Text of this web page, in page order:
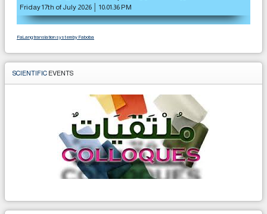
Friday 17th of July 2026 │ 10:01:36 PM
FaLang translation system by Faboba
SCIENTIFIC EVENTS